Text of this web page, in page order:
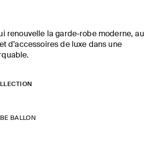
renouvelle la garde-robe moderne, au
d’accessoires de luxe dans une
BALLON